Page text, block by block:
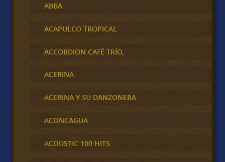
ABBA
ACAPULCO TROPICAL
ACCORDION CAFÉ TRÍO,
ACERINA
ACERINA Y SU DANZONERA
ACONCAGUA
ACOUSTIC 100 HITS